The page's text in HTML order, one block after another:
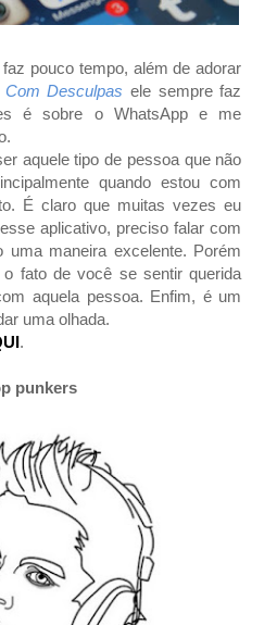
faz pouco tempo, além de adorar
Desculpas ele sempre faz
é sobre o
WhatsApp e me
aquele tipo de pessoa que não
quando estou com
É claro que muitas vezes eu
aplicativo, preciso falar com
maneira excelente. Porém
fato de você se sentir querida
aquela pessoa. Enfim, é um
uma olhada.
.
punkers